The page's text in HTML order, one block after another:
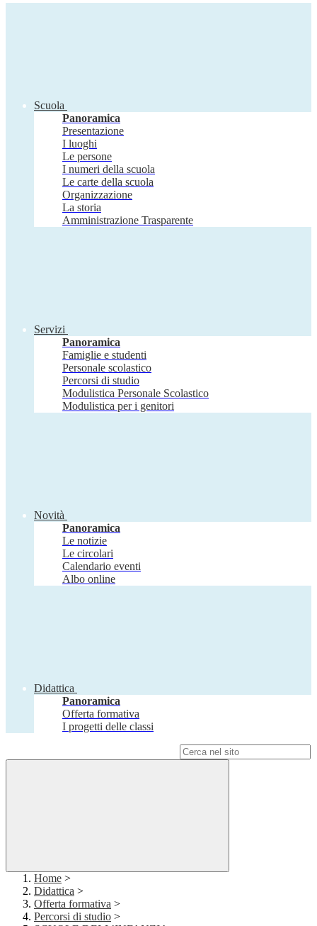
Scuola
Panoramica
Presentazione
I luoghi
Le persone
I numeri della scuola
Le carte della scuola
Organizzazione
La storia
Amministrazione Trasparente
Servizi
Panoramica
Famiglie e studenti
Personale scolastico
Percorsi di studio
Modulistica Personale Scolastico
Modulistica per i genitori
Novità
Panoramica
Le notizie
Le circolari
Calendario eventi
Albo online
Didattica
Panoramica
Offerta formativa
I progetti delle classi
Home >
Didattica >
Offerta formativa >
Percorsi di studio >